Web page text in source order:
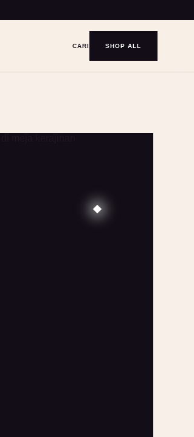
CARI SHOP ALL